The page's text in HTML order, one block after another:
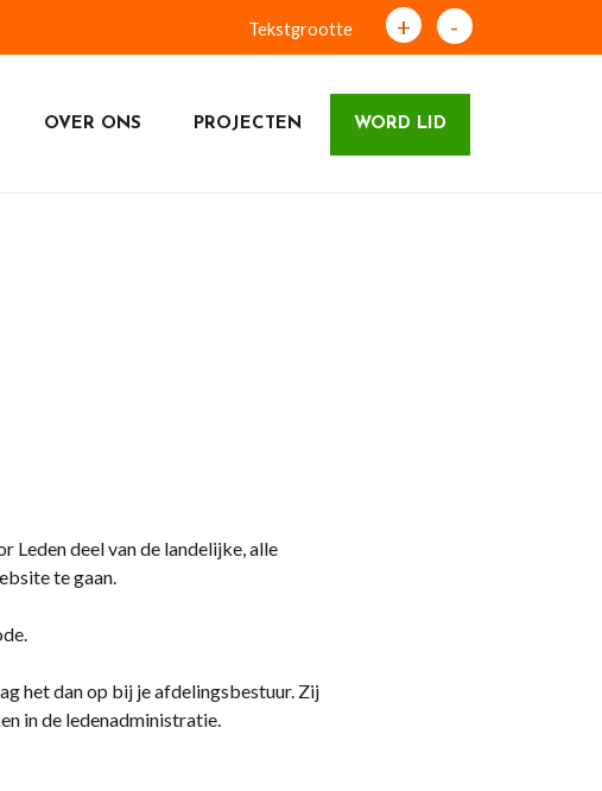
Tekstgrootte + -
OVER ONS PROJECTEN WORD LID
Leden deel van de landelijke, alle
te gaan.
het dan op bij je afdelingsbestuur. Zij
in de ledenadministratie.